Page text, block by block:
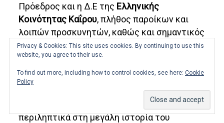
Πρόεδρος και η Δ.Ε της Ελληνικής
Κοινότητας Καΐρου, πλήθος παροίκων και
λοιπών προσκυνητών, καθώς και σημαντικός
αριθμός εκπροσώπων ΜΜΕ από την Ελλάδα
και την Αίγυπτο.
Ενδεικτικά, η κρατική εφημερίδα
Ahram,
σε πλαισιωμένο με πλούσιο φωτογραφικό
υλικό δημοσίευμά της, αναφέρεται
περιληπτικά στη μεγάλη ιστορία του
Privacy & Cookies: This site uses cookies. By continuing to use this
website, you agree to their use.
To find out more, including how to control cookies, see here: Cookie
Policy